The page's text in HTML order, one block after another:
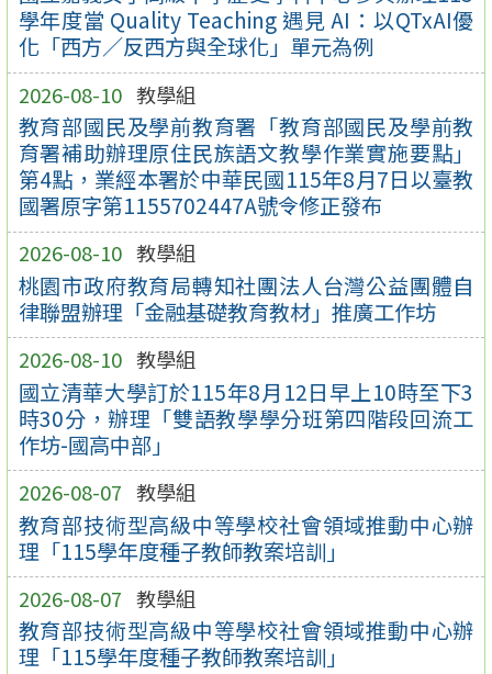
學年度當 Quality Teaching 遇見 AI：以QTxAI優
化「西方／反西方與全球化」單元為例
2026-08-10 教學組
教育部國民及學前教育署「教育部國民及學前教
育署補助辦理原住民族語文教學作業實施要點」
第4點，業經本署於中華民國115年8月7日以臺教
國署原字第1155702447A號令修正發布
2026-08-10 教學組
桃園市政府教育局轉知社團法人台灣公益團體自
律聯盟辦理「金融基礎教育教材」推廣工作坊
2026-08-10 教學組
國立清華大學訂於115年8月12日早上10時至下3
時30分，辦理「雙語教學學分班第四階段回流工
作坊-國高中部」
2026-08-07 教學組
教育部技術型高級中等學校社會領域推動中心辦
理「115學年度種子教師教案培訓」
2026-08-07 教學組
教育部技術型高級中等學校社會領域推動中心辦
理「115學年度種子教師教案培訓」